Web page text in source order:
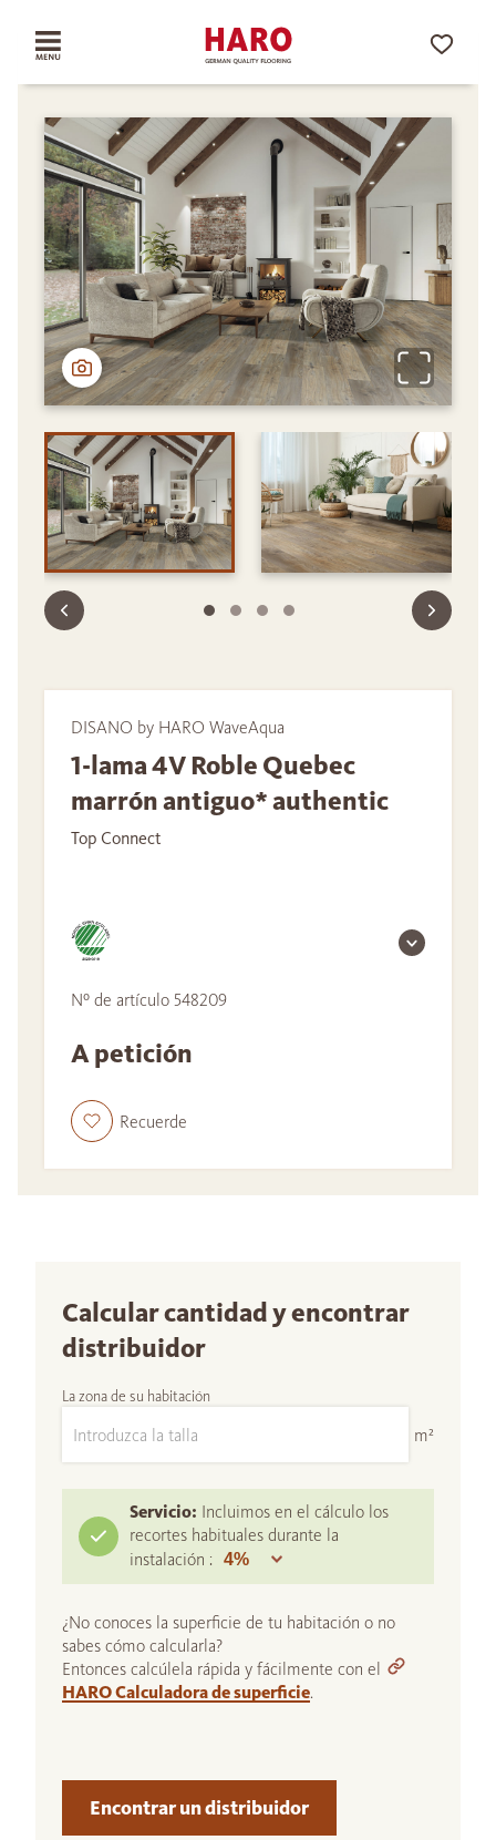
DISANO by HARO WaveAqua
1-lama 4V Roble Quebec
marrón antiguo* authentic
Top Connect
Nº de artículo 548209
A petición
Recuerde
Calcular cantidad y encontrar
distribuidor
La zona de su habitación
m²
Servicio: Incluimos en el cálculo los
recortes habituales durante la
instalación :
¿No conoces la superficie de tu habitación o no
sabes cómo calcularla?
Entonces calcúlela rápida y fácilmente con el
HARO Calculadora de superficie.
Encontrar un distribuidor